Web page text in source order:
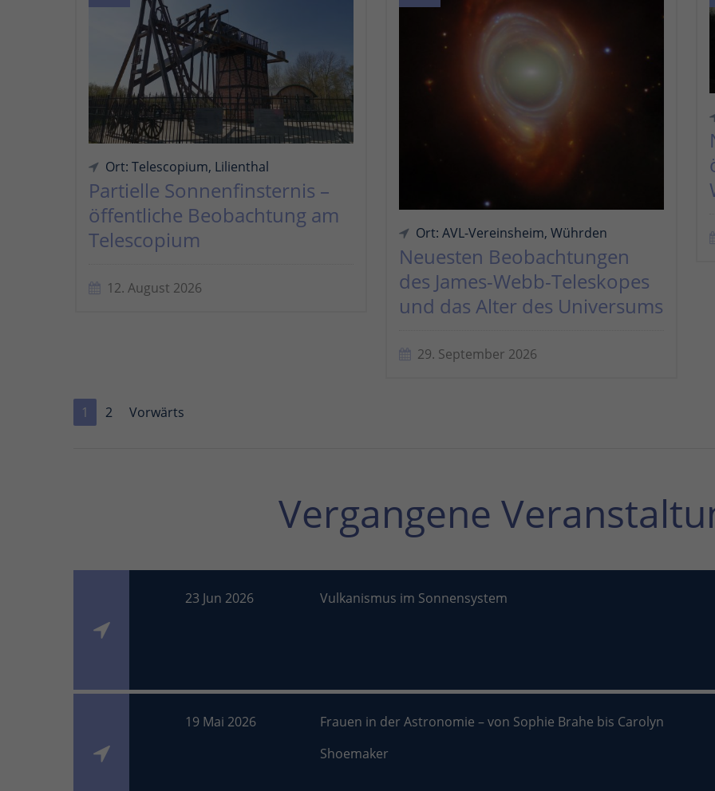
Ort: Telescopium, Lilienthal
Partielle Sonnenfinsternis –
öffentliche Beobachtung am
Telescopium
12. August 2026
Ort: AVL-Vereinsheim, Wührden
Neuesten Beobachtungen
des James-Webb-Teleskopes
und das Alter des Universums
29. September 2026
1 2 Vorwärts
Vergangene
23 Jun 2026 Vulkanismus im Sonnensystem
19 Mai 2026
Frauen in der Astronomie – von Sophie Brahe bis Carolyn
Shoemaker